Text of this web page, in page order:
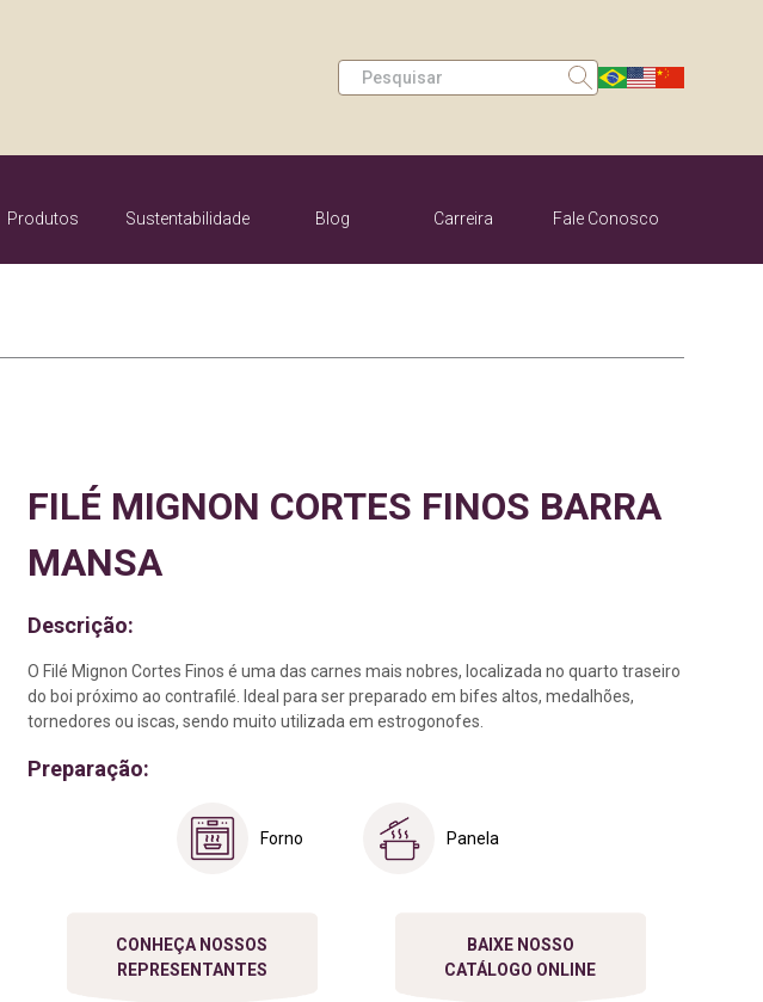
Search
Produtos Sustentabilidade
Responsabilidade
Blog Carreira Fale Conosco
FILÉ MIGNON CORTES FINOS BARRA
MANSA
Descrição:
O Filé Mignon Cortes Finos é uma das carnes mais nobres, localizada no quarto traseiro
do boi próximo ao contrafilé. Ideal para ser preparado em bifes altos, medalhões,
tornedores ou iscas, sendo muito utilizada em estrogonofes.
Preparação:
Forno Panela
CONHEÇA NOSSOS
REPRESENTANTES
BAIXE NOSSO
CATÁLOGO ONLINE